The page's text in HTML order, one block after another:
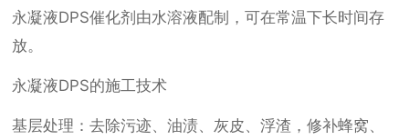
永凝液DPS催化剂由水溶液配制，可在常温下长时间存
放。
永凝液DPS的施工技术
基层处理：去除污迹、油渍、灰皮、浮渣，修补蜂窝、